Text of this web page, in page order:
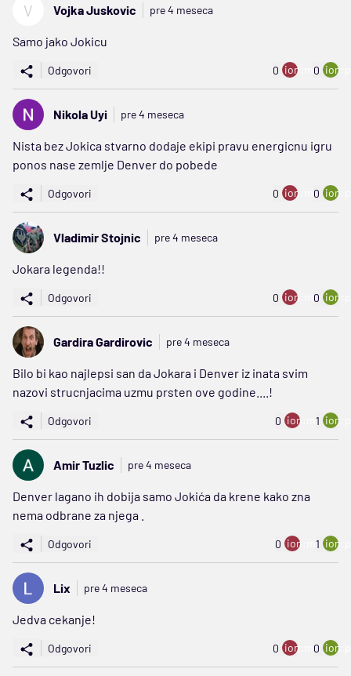
V Vojka Juskovic pre 4 meseca
Samo jako Jokicu
Odgovori 0 ion:minus
0
Nikola Uyi pre 4 meseca
Nista bez Jokica stvarno dodaje ekipi pravu energicnu igru
ponos nase zemlje Denver do pobede
Odgovori 0 ion:minus
0
Vladimir Stojnic pre 4 meseca
Jokara legenda!!
Odgovori 0 ion:minus
0
Gardira Gardirovic pre 4 meseca
Bilo bi kao najlepsi san da Jokara i Denver iz inata svim
nazovi strucnjacima uzmu prsten ove godine....!
Odgovori 0 ion:minus
1
Amir Tuzlic pre 4 meseca
Denver lagano ih dobija samo Jokića da krene kako zna
nema odbrane za njega .
Odgovori 0 ion:minus
1
Lix pre 4 meseca
Jedva cekanje!
Odgovori 0 ion:minus
0